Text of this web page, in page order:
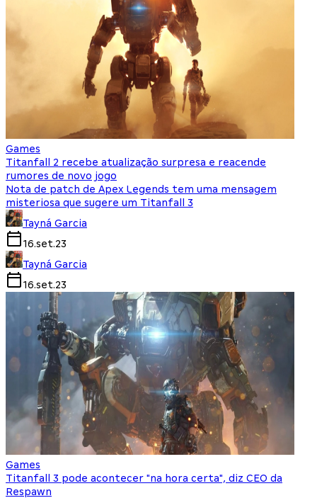
Games
Titanfall 2 recebe atualização surpresa e reacende
rumores de novo jogo
Nota de patch de Apex Legends tem uma mensagem
misteriosa que sugere um Titanfall 3
Tayná Garcia
16.set.23
Tayná Garcia
16.set.23
Games
Titanfall 3 pode acontecer "na hora certa", diz CEO da
Respawn